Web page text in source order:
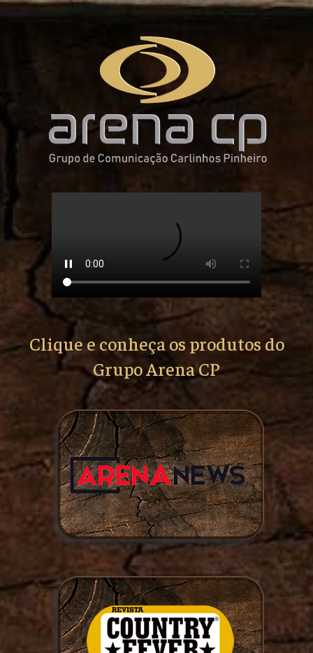
Clique e conheça os produtos do
Grupo Arena CP